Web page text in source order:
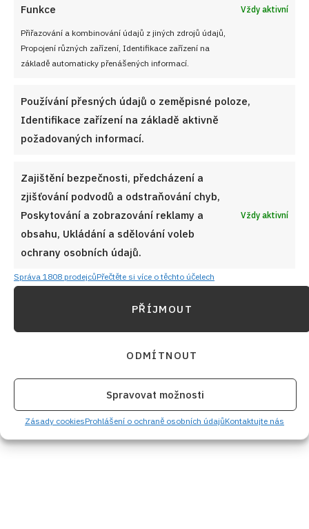
Funkce Vždy aktivní
Přiřazování a kombinování údajů z jiných zdrojů údajů,
Propojení různých zařízení, Identifikace zařízení na
základě automaticky přenášených informací.
Používání přesných údajů o zeměpisné poloze,
Identifikace zařízení na základě aktivně
požadovaných informací.
Zajištění bezpečnosti, předcházení a
zjišťování podvodů a odstraňování chyb,
Poskytování a zobrazování reklamy a
obsahu, Ukládání a sdělování voleb
ochrany osobních údajů.
Vždy aktivní
Správa 1808 prodejcůPřečtěte si více o těchto účelech
PŘÍJMOUT
ODMÍTNOUT
Spravovat možnosti
Zásady cookiesProhlášení o ochraně osobních údajůKontaktujte nás
rumem a citronem: Růžový elegán,
který chutná nejlépe druhý den
s chutí malin, které zmizí dříve,
než řeknete “malina”
pozn. částečně upraveno AI, redakce cooky.cz, recept a
foto Renata Malíková
Nejlepší koláče, buchty a zákusky z kuchyně
Přidejte se do VIP skupiny
PŘIDAT DO OBLÍBENÝCH